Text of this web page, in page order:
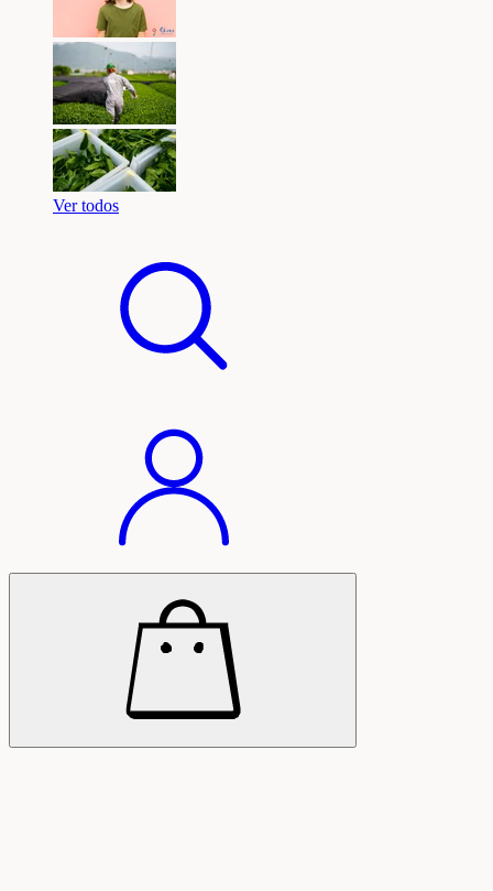
Ver todos